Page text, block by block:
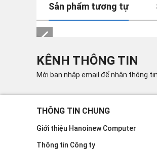
Sản phẩm tương tự
KÊNH THÔNG TIN
Mời bạn nhập email để nhận thông
THÔNG TIN CHUNG
Giới thiệu Hanoinew Computer
Thông tin Công ty